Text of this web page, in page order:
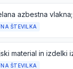
ŠTEVILKA
ŠTEVILKA